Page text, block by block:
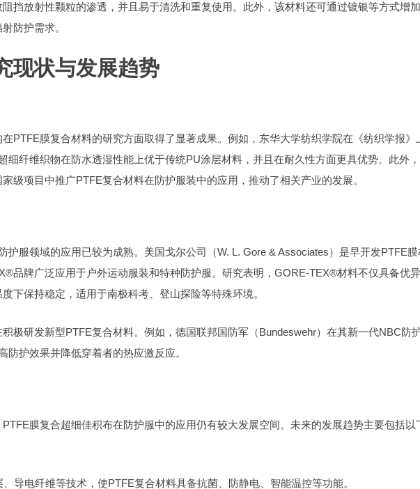
挡放射性颗粒的渗透，并且易于清洗和重复使用。此外，该材料还可通过镀银等方式增
防护需求。
现状与发展趋势
PTFE膜复合材料的研究方面取得了显著成果。例如，东华大学纺织学院在《纺织学报》
细纤维织物在防水透湿性能上优于传统PU涂层材料，并且在耐久性方面更具优势。此外
级项目中推广PTFE复合材料在防护服装中的应用，推动了相关产业的发展。
护服领域的应用已较为成熟。美国戈尔公司（W. L. Gore & Associates）是早开发PTFE膜
品牌广泛应用于户外运动服装和特种防护服。研究表明，GORE-TEX®材料不仅具备优
下保持稳定，适用于南极科考、登山探险等特殊环境。
极研发新型PTFE复合材料。例如，德国联邦国防军（Bundeswehr）在其新一代NBC防
防护效果并降低穿着者的热应激反应。
膜复合超细佳积布在防护服中的应用仍有较大发展空间。未来的发展趋势主要包括以
、导电纤维等技术，使PTFE复合材料具备抗菌、防静电、智能温控等功能。